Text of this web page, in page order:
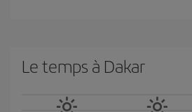
Le temps à Dakar